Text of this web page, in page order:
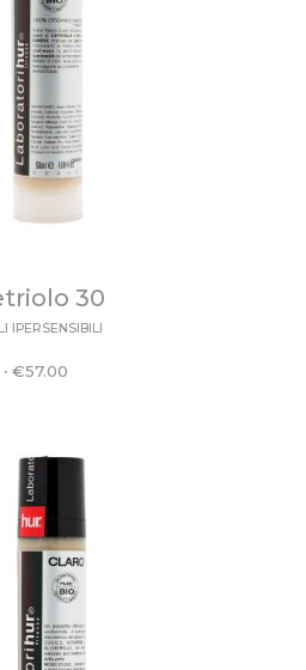
30
IPERSENSIBILI
• €57.00